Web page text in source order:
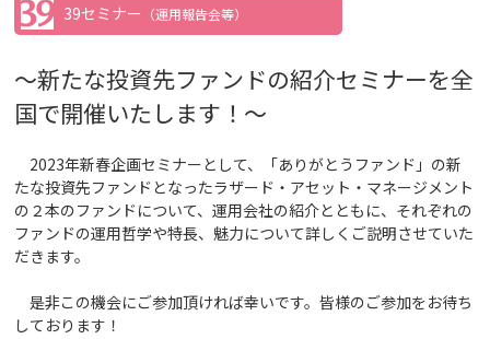
39セミナー （運用報告会等）
～新たな投資先ファンドの紹介セミナーを全
国で開催いたします！ ～
2023年新春企画セミナーとして、「ありがとうファンド」の新
たな投資先ファンドとなったラザード・アセット・マネージメント
の２本のファンドについて、運用会社の紹介とともに、それぞれの
ファンドの運用哲学や特長、魅力について詳しくご説明させていた
だきます。
是非この機会にご参加頂ければ幸いです。皆様のご参加をお待ち
しております！